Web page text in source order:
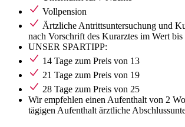
Vollpension
Ärtzliche Antrittsuntersuchung und
nach Vorschrift des Kurarztes im Wert
UNSER SPARTIPP:
14 Tage zum Preis von 13
21 Tage zum Preis von 19
28 Tage zum Preis von 25
Wir empfehlen einen Aufenthalt von 2
tägigen Aufenthalt ärztliche